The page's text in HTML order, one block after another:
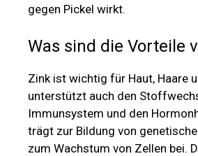
gegen Pickel wirkt.
Was sind die Vorteile
Zink ist wichtig für Haut, Haare
unterstützt auch den
Immunsystem und den
trägt zur Bildung von
zum Wachstum von Zellen bei.